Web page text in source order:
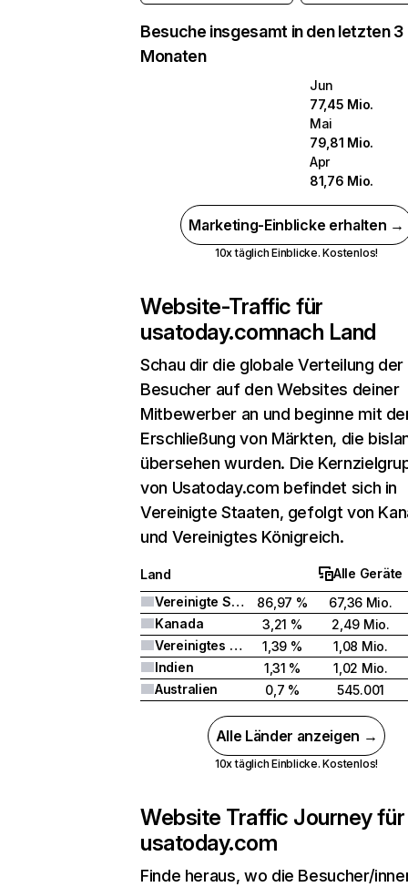
Besuche insgesamt in den letzten 3
Monaten
Jun
77,45 Mio.
Mai
79,81 Mio.
Apr
81,76 Mio.
Marketing-Einblicke erhalten →
10x täglich Einblicke. Kostenlos!
Website-Traffic für
usatoday.comnach Land
Schau dir die globale Verteilung der
Besucher auf den Websites deiner
Mitbewerber an und beginne mit
Erschließung von Märkten, die
übersehen wurden. Die
von Usatoday.com befindet sich in
Vereinigte Staaten, gefolgt von
und Vereinigtes Königreich.
Land
Alle Geräte
Vereinigte Staaten
86,97 %
67,36 Mio.
Kanada
3,21 %
2,49 Mio.
Vereinigtes Königreich
1,39 %
1,08 Mio.
Indien
1,31 %
1,02 Mio.
Australien
0,7 % 545.001
Alle Länder anzeigen →
10x täglich Einblicke. Kostenlos!
Website Traffic Journey für
usatoday.com
Finde heraus, wo die Besucher/